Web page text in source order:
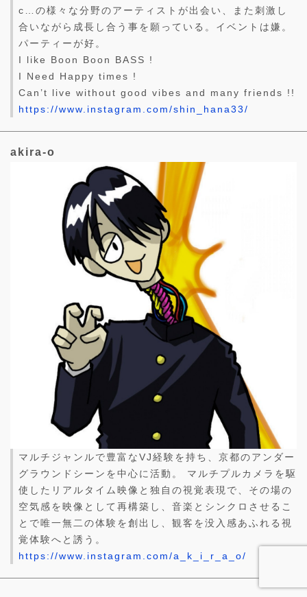
c…の様々な分野のアーティストが出会い、また刺激し
合いながら成長し合う事を願っている。イベントは嫌。
パーティーが好。
I like Boon Boon BASS !
I Need Happy times !
Can’t live without good vibes and many friends !!
https://www.instagram.com/shin_hana33/
akira-o
マルチジャンルで豊富なVJ経験を持ち、京都のアンダー
グラウンドシーンを中心に活動。 マルチプルカメラを駆
使したリアルタイム映像と独自の視覚表現で、その場の
空気感を映像として再構築し、音楽とシンクロさせるこ
とで唯一無二の体験を創出し、観客を没入感あふれる視
覚体験へと誘う。
https://www.instagram.com/a_k_i_r_a_o/